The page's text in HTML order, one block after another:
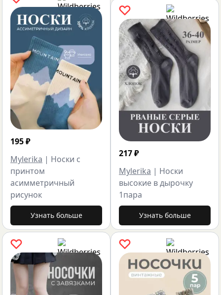
195₽
Mylerika | Носки с
принтом
асимметричный
рисунок
Узнать больше
217₽
Mylerika | Носки
высокие в дырочку
1пара
Узнать больше